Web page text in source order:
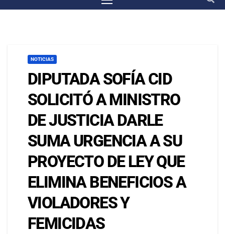
NOTICIAS
DIPUTADA SOFÍA CID
SOLICITÓ A MINISTRO
DE JUSTICIA DARLE
SUMA URGENCIA A SU
PROYECTO DE LEY QUE
ELIMINA BENEFICIOS A
VIOLADORES Y
FEMICIDAS